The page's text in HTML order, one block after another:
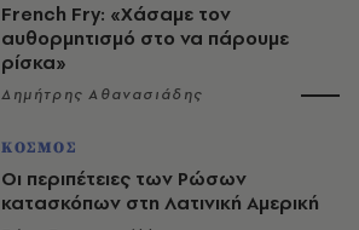
French Fry: «Χάσαμε τον
αυθορμητισμό στο να πάρουμε
ρίσκα»
Δημήτρης Αθανασιάδης
ΚΟΣΜΟΣ
Οι περιπέτειες των Ρώσων
κατασκόπων στη Λατινική Αμερική